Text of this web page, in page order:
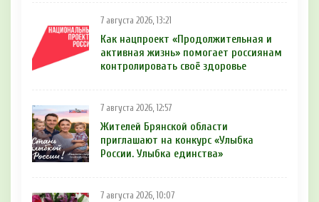
7 августа 2026, 13:21
Как нацпроект «Продолжительная и
активная жизнь» помогает россиянам
контролировать своё здоровье
7 августа 2026, 12:57
Жителей Брянской области
приглашают на конкурс «Улыбка
России. Улыбка единства»
7 августа 2026, 10:07